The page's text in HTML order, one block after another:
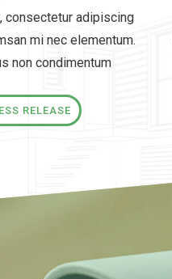
consectetur adipiscing
mi nec elementum.
non condimentum
RELEASE